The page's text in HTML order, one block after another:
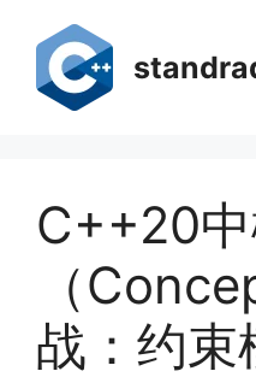
C++20
（
战：约束